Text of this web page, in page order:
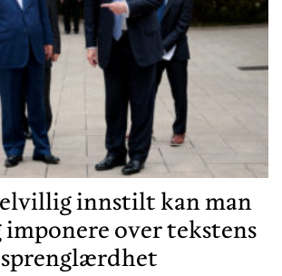
innstilt kan man
imponere over tekstens
sprenglærdhet